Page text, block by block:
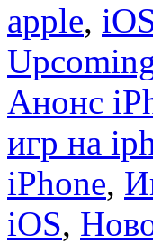
apple,
Анонс
игр на
iPhone,
iOS,